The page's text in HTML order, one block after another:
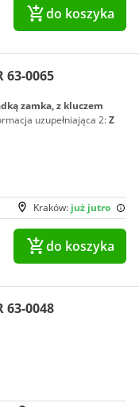
do koszyka
63-0065
zamka, z kluczem
uzupełniająca 2:Z
Kraków: już jutro
do koszyka
63-0048